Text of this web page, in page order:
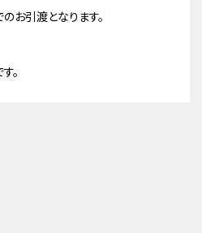
お引渡となります。
。